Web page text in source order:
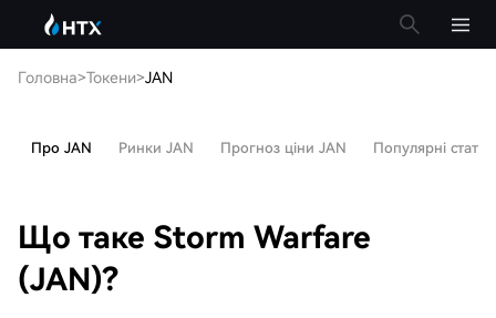
Головна>Токени>JAN
Про JAN Ринки JAN Прогноз ціни JAN Популярні статті
Що таке Storm Warfare
(JAN)?